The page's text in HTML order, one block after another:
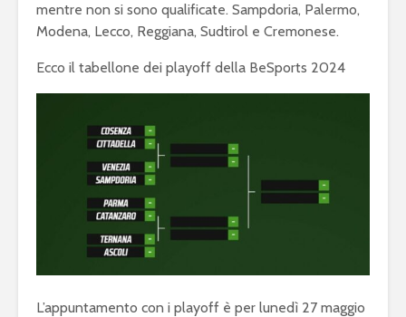
mentre non si sono qualificate. Sampdoria, Palermo,
Modena, Lecco, Reggiana, Sudtirol e Cremonese.
Ecco il tabellone dei playoff della BeSports 2024
L’appuntamento con i playoff è per lunedì 27 maggio